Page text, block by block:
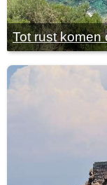
Tot rust komen